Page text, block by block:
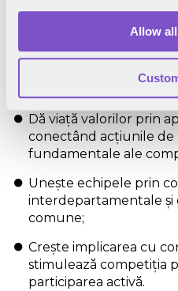
Allow
Afișează valorile
angajaților pentru a
Dă viață valorilor prin
conectând acțiunile de
fundamentale ale
Unește echipele prin
interdepartamentale
comune;
Crește implicarea cu
stimulează competiția
participarea activă.